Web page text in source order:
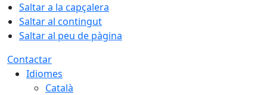
Saltar a la capçalera
Saltar al contingut
Saltar al peu de pàgina
Contactar
Idiomes
Català